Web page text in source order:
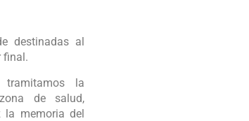
destinadas al
final.
tramitamos la
de salud,
la memoria del